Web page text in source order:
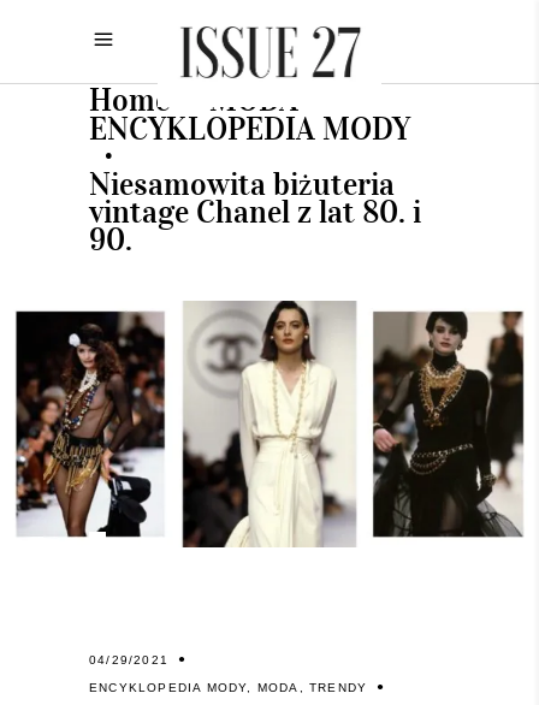
Home MODA
ENCYKLOPEDIA MODY
•
Niesamowita biżuteria
vintage Chanel z lat 80. i
90.
04/29/2021
ENCYKLOPEDIA MODY, MODA ,TRENDY